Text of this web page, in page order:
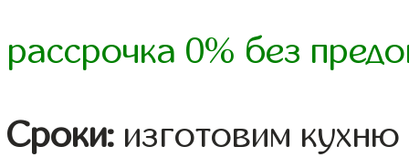
рассрочка 0% без
Сроки: изготовим